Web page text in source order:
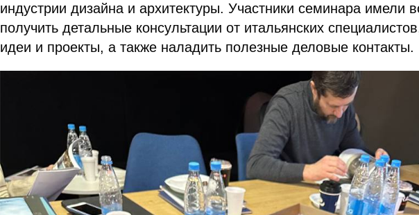
индустрии дизайна и архитектуры. Участники семинара имели
получить детальные консультации от итальянских
идеи и проекты, а также наладить полезные деловые контакты.